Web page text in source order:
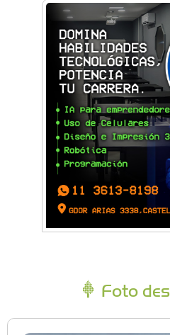
Foto